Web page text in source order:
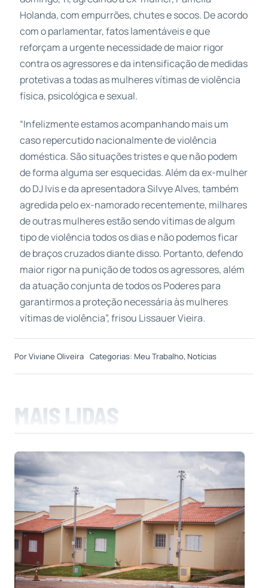
Holanda, com empurrões, chutes e socos. De acordo
com o parlamentar, fatos lamentáveis e que
reforçam a urgente necessidade de maior rigor
contra os agressores e da intensificação de medidas
protetivas a todas as mulheres vítimas de violência
física, psicológica e sexual.
“Infelizmente estamos acompanhando mais um
caso repercutido nacionalmente de violência
doméstica. São situações tristes e que não podem
de forma alguma ser esquecidas. Além da ex-mulher
do DJ Ivis e da apresentadora Silvye Alves, também
agredida pelo ex-namorado recentemente, milhares
de outras mulheres estão sendo vítimas de algum
tipo de violência todos os dias e não podemos ficar
de braços cruzados diante disso. Portanto, defendo
maior rigor na punição de todos os agressores, além
da atuação conjunta de todos os Poderes para
garantirmos a proteção necessária às mulheres
vítimas de violência”, frisou Lissauer Vieira.
PorViviane Oliveira Categorias: Meu Trabalho, Notícias
MAIS LIDAS